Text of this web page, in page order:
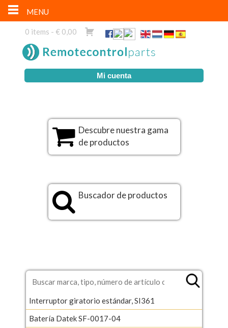
0 items - € 0,00
Mi cuenta
Descubre nuestra gama
de productos
Buscador de productos
Interruptor giratorio estándar, SI361
Batería Datek SF-0017-04
MENU